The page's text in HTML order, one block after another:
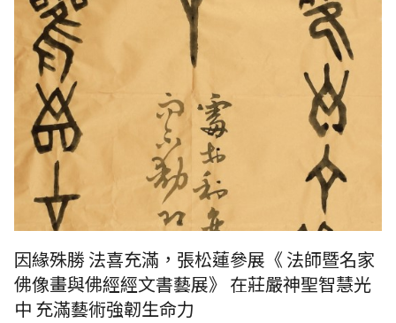
因緣殊勝 法喜充滿，張松蓮參展《 法師暨名家
佛像畫與佛經經文書藝展》 在莊嚴神聖智慧光
中 充滿藝術強韌生命力